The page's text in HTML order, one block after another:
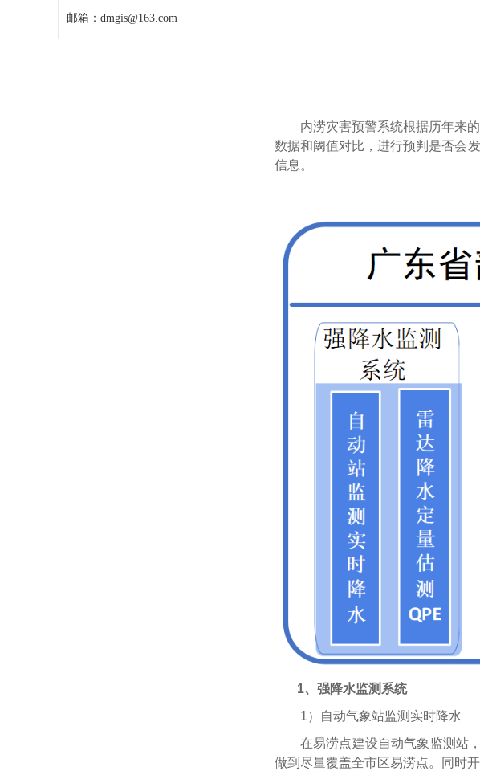
邮箱：dmgis@163.com
内涝灾害预警系统根据历年来
数据和阈值对比，进行预判是否会
信息。
1、强降水监测系统
1）自动气象站监测实时降水
在易涝点建设自动气象监测站
做到尽量覆盖全市区易涝点。同时